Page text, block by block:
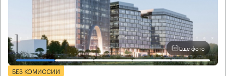
Еще фото
БЕЗ КОМИССИИ